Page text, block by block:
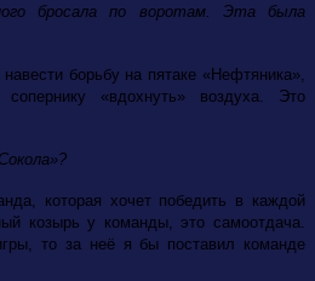
бросала по воротам. Эта была
борьбу на пятаке «Нефтяника»,
«вдохнуть» воздуха. Это
которая хочет победить в каждой
козырь у команды, это самоотдача.
то за неё я бы поставил команде